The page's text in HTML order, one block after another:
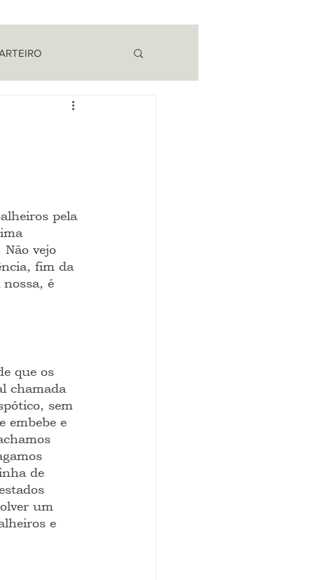
pela
vejo
fim da
é
que os
chamada
sem
embebe e
de
um
e